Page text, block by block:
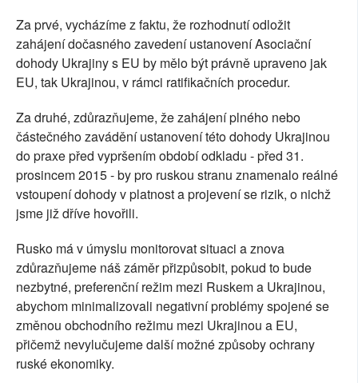
Za prvé, vycházíme z faktu, že rozhodnutí odložit
zahájení dočasného zavedení ustanovení Asociační
dohody Ukrajiny s EU by mělo být právně upraveno jak
EU, tak Ukrajinou, v rámci ratifikačních procedur.
Za druhé, zdůrazňujeme, že zahájení plného nebo
částečného zavádění ustanovení této dohody Ukrajinou
do praxe před vypršením období odkladu - před 31.
prosincem 2015 - by pro ruskou stranu znamenalo reálné
vstoupení dohody v platnost a projevení se rizik, o nichž
jsme již dříve hovořili.
Rusko má v úmyslu monitorovat situaci a znova
zdůrazňujeme náš záměr přizpůsobit, pokud to bude
nezbytné, preferenční režim mezi Ruskem a Ukrajinou,
abychom minimalizovali negativní problémy spojené se
změnou obchodního režimu mezi Ukrajinou a EU,
přičemž nevylučujeme další možné způsoby ochrany
ruské ekonomiky.